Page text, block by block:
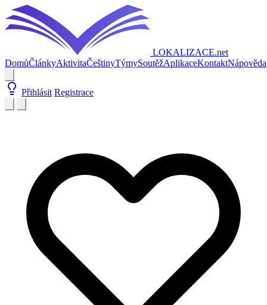
LOKALIZACE.net
DomůČlánkyAktivitaČeštinyTýmySoutěžAplikaceKontaktNápověda
Přihlásit Registrace